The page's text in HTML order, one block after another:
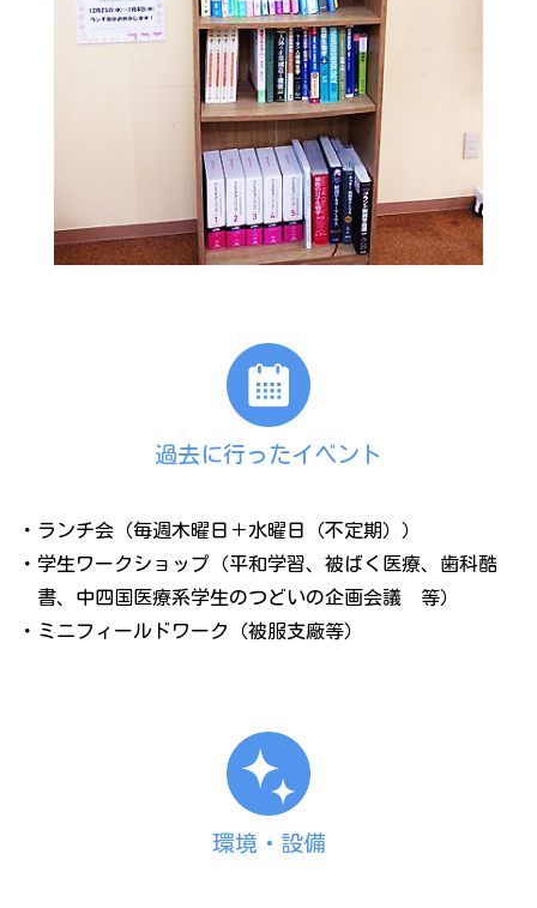
過去に行ったイベント
・ランチ会（毎週木曜日＋水曜日（不定期））
・学生ワークショップ（平和学習、被ばく医療、歯科酷
書、中四国医療系学生のつどいの企画会議 等）
・ミニフィールドワーク（被服支廠等）
環境・設備